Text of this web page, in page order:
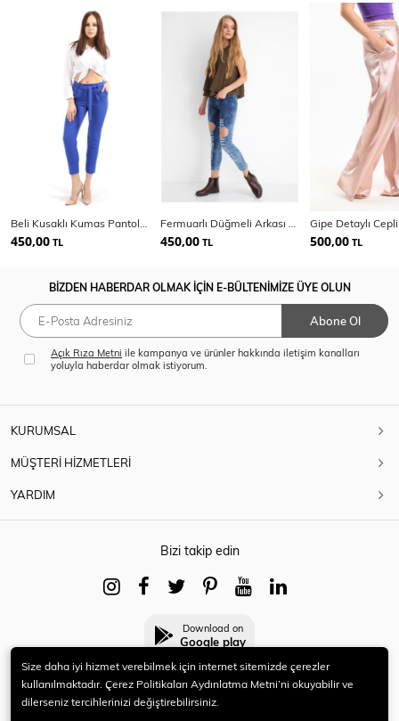
Beli Kusaklı Kumas Pantolon | Pnt19018
450,00 TL
Fermuarlı Düğmeli Arkası Cepli Kot Pantolon
450,00 TL 500,00 TL
BİZDEN HABERDAR OLMAK İÇİN E-BÜLTENİMİZE ÜYE OLUN
Abone Ol
Açık Rıza Metni ile kampanya ve ürünler hakkında iletişim kanalları
yoluyla haberdar olmak istiyorum.
KURUMSAL
MÜŞTERİ HİZMETLERİ
YARDIM
Bizi takip edin
Download on
Google play
Size daha iyi hizmet verebilmek için internet sitemizde çerezler
kullanılmaktadır. Çerez Politikaları Aydınlatma Metni’ni okuyabilir ve
dilerseniz tercihlerinizi değiştirebilirsiniz.